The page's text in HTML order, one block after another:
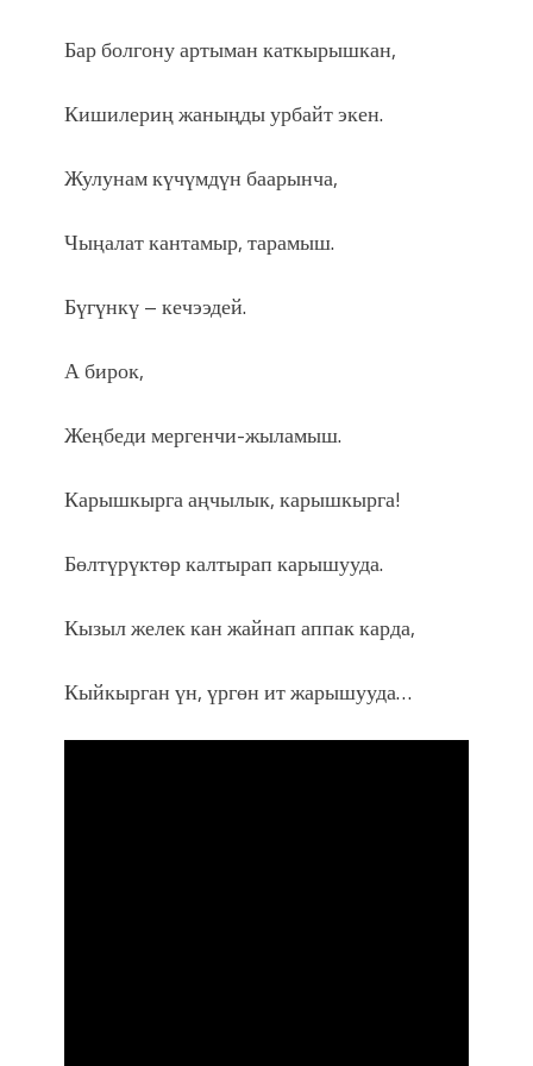
Бар болгону артыман каткырышкан,
Кишилериң жаныңды урбайт экен.
Жулунам күчүмдүн баарынча,
Чыңалат кантамыр, тарамыш.
Бүгүнкү – кечээдей.
А бирок,
Жеңбеди мергенчи-жыламыш.
Карышкырга аңчылык, карышкырга!
Бөлтүрүктөр калтырап карышууда.
Кызыл желек кан жайнап аппак карда,
Кыйкырган үн, үргөн ит жарышууда…